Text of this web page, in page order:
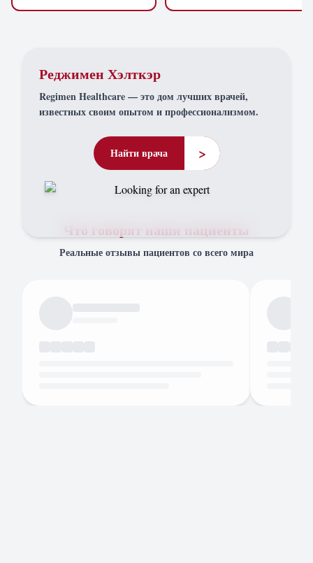
Реджимен Хэлткэр
Regimen Healthcare — это дом лучших врачей,
известных своим опытом и профессионализмом.
Найти врача >
Что говорят наши пациенты
Реальные отзывы пациентов со всего мира